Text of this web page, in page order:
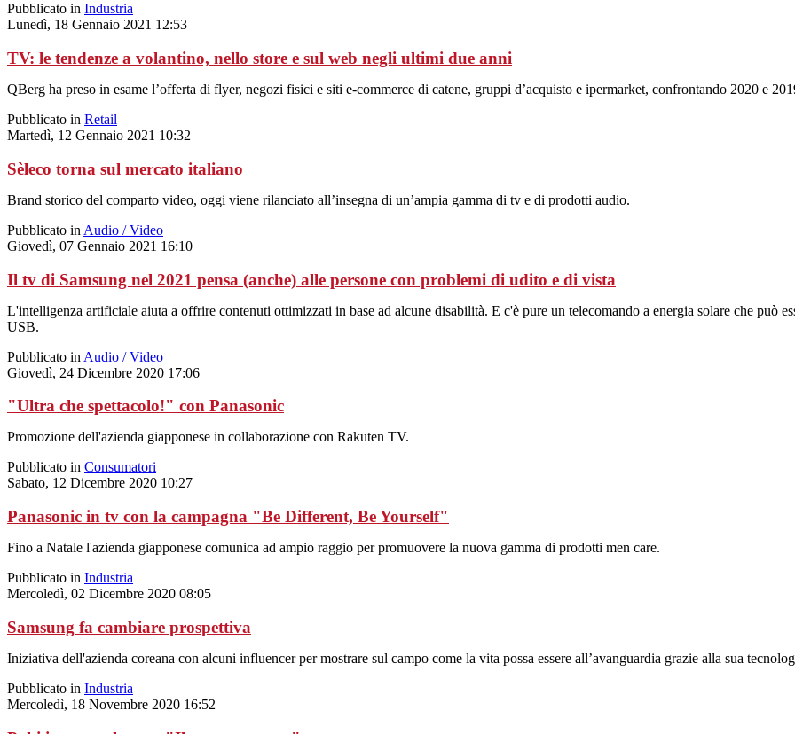
Pubblicato in Industria
Lunedì, 18 Gennaio 2021 12:53
TV: le tendenze a volantino, nello store e sul web negli ultimi due anni
QBerg ha preso in esame l’offerta di flyer, negozi fisici e siti e-commerce di catene, gruppi d’acquisto e ipermarket, confrontando 2020 e
Pubblicato in Retail
Martedì, 12 Gennaio 2021 10:32
Sèleco torna sul mercato italiano
Brand storico del comparto video, oggi viene rilanciato all’insegna di un’ampia gamma di tv e di prodotti audio.
Pubblicato in Audio / Video
Giovedì, 07 Gennaio 2021 16:10
Il tv di Samsung nel 2021 pensa (anche) alle persone con problemi di udito e di vista
L'intelligenza artificiale aiuta a offrire contenuti ottimizzati in base ad alcune disabilità. E c'è pure un telecomando a energia solare che può
USB.
Pubblicato in Audio / Video
Giovedì, 24 Dicembre 2020 17:06
"Ultra che spettacolo!" con Panasonic
Promozione dell'azienda giapponese in collaborazione con Rakuten TV.
Pubblicato in Consumatori
Sabato, 12 Dicembre 2020 10:27
Panasonic in tv con la campagna "Be Different, Be Yourself"
Fino a Natale l'azienda giapponese comunica ad ampio raggio per promuovere la nuova gamma di prodotti men care.
Pubblicato in Industria
Mercoledì, 02 Dicembre 2020 08:05
Samsung fa cambiare prospettiva
Iniziativa dell'azienda coreana con alcuni influencer per mostrare sul campo come la vita possa essere all’avanguardia grazie alla sua
Pubblicato in Industria
Mercoledì, 18 Novembre 2020 16:52